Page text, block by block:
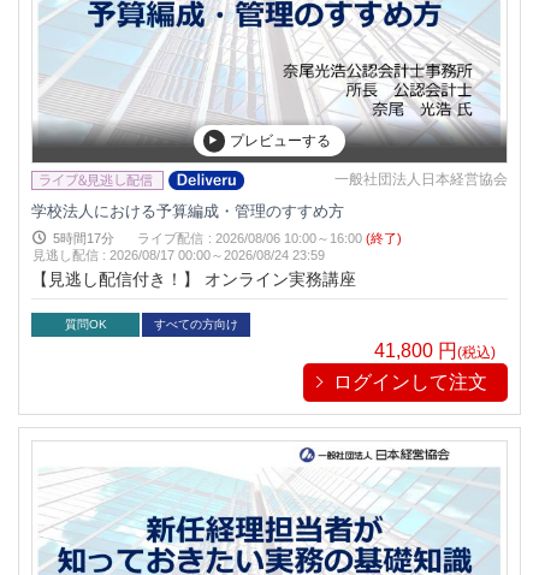
プレビューする
一般社団法人日本経営協会
学校法人における予算編成・管理のすすめ方
5時間17分 ライブ配信 : 2026/08/06 10:00～16:00 (終了)
見逃し配信 :2026/08/17 00:00～2026/08/24 23:59
【見逃し配信付き！】 オンライン実務講座
質問OK すべての方向け
41,800 円(税込)
ログインして注文